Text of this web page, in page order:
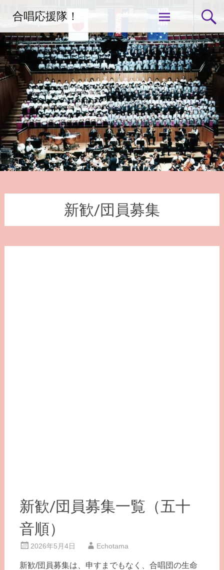
ン
ツ
へ
ス
合唱応援隊！
新歓/団員募集
新歓/団員募集一覧（五十
音順）
2026年5月4日 Echotama
新歓/団員募集は、申すまでもなく、合唱団の生命